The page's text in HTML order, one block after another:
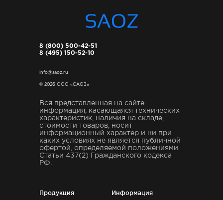
8 (800) 500-42-51
8 (495) 150-52-10
info@saoz.ru
© 2026 ООО «САОЗ»
Вся представленная на сайте
информация, касающаяся технических
характеристик, наличия на складе,
стоимости товаров, носит
информационный характер и ни при
каких условиях не является публичной
офертой, определяемой положениями
Статьи 437(2) Гражданского кодекса
РФ.
Продукция Информация